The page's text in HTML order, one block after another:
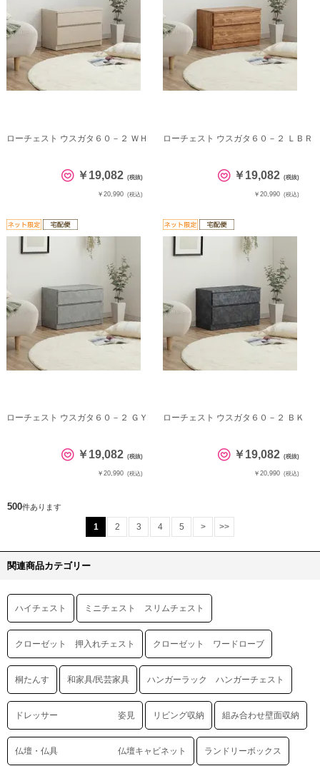
ローチェスト ウスガタ６０－２ ＷＨ
￥19,082 (税抜)
￥20,990 (税込)
ローチェスト ウスガタ６０－２ ＬＢＲ
￥19,082 (税抜)
￥20,990 (税込)
ローチェスト ウスガタ６０－２ ＧＹ
￥19,082 (税抜)
￥20,990 (税込)
ローチェスト ウスガタ６０－２ ＢＫ
￥19,082 (税抜)
￥20,990 (税込)
500件あります
1 2 3 4 5 > >>
関連商品カテゴリー
ハイチェスト ミニチェスト スリムチェスト
クローゼット 押入れチェスト クローゼット ワードローブ
桐たんす 和家具/民芸家具 ハンガーラック ハンガーチェスト
ドレッサー 姿見 リビング収納 組み合わせ壁面収納
仏壇・仏具 仏壇キャビネット ランドリーボックス